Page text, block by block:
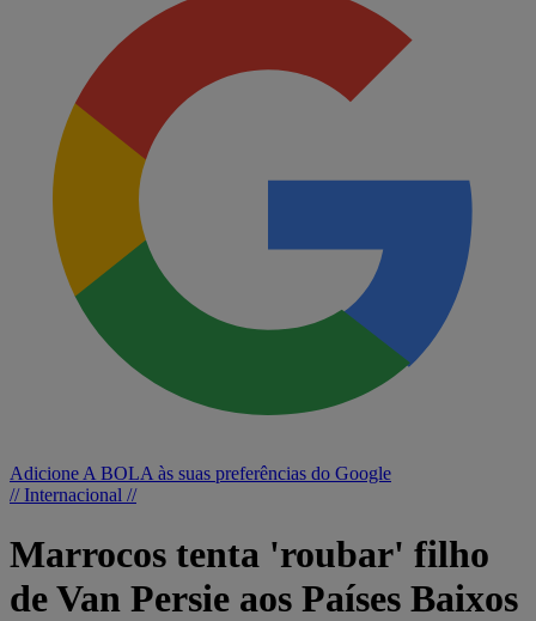
Adicione A BOLA às suas preferências do Google
// Internacional //
Marrocos tenta 'roubar' filho
de Van Persie aos Países Baixos